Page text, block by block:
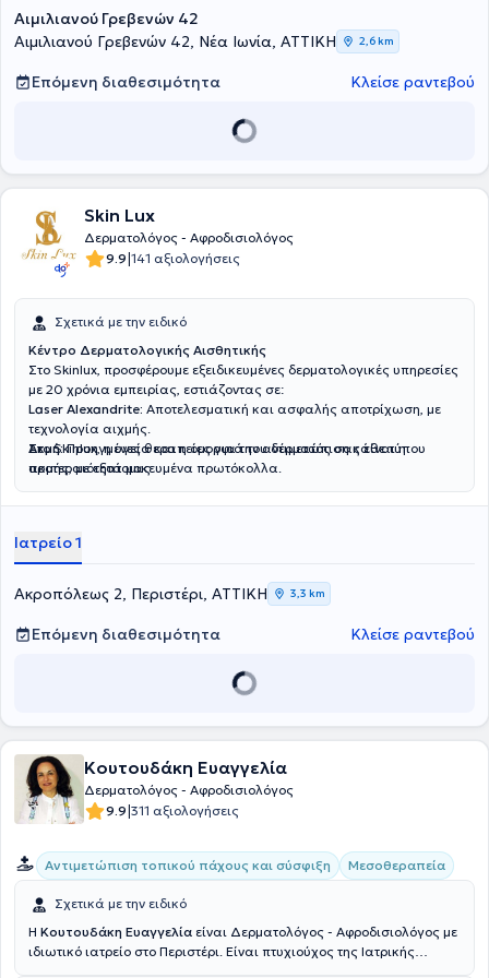
περιστατικά. Τέλος, ο γιατρός είναι μέλος του Ιατρικού Συλλόγου
Αθηνών και της Ελληνικής Δερματολογικής & Αφροδισιολογικής
Αιμιλιανού Γρεβενών 42
Αιμιλιανού Γρεβενών 42, Νέα Ιωνία, ΑΤΤΙΚΗ
2,6 km
Επόμενη διαθεσιμότητα Κλείσε ραντεβού
Skin Lux
Δερματολόγος - Αφροδισιολόγος
9.9|141 αξιολογήσεις
Σχετικά με την ειδικό
Κέντρο Δερματολογικής Αισθητικής
Στο Skinlux, προσφέρουμε εξειδικευμένες δερματολογικές υπηρεσίες
με 20 χρόνια εμπειρίας, εστιάζοντας σε:
Laser Alexandrite: Αποτελεσματική και ασφαλής αποτρίχωση, με
τεχνολογία αιχμής.
Ακμή:Προηγμένες θεραπείες για την αντιμετώπιση κάθε τύπου
ακμής, με εξατομικευμένα πρωτόκολλα.
επαναφέροντας τη φυσική λάμψη του δέρματός σας.
για μέγιστα αποτελέσματα.
Ιατρική Συνεργασία:
εξασφαλίζοντας την υψηλότερη ποιότητα και ασφάλεια.
Στο Skinlux, η υγεία και η ομορφιά του δέρματός σας είναι η
προτεραιότητά μας.
Ιατρείο 1
Ακροπόλεως 2, Περιστέρι, ΑΤΤΙΚΗ 3,3 km
Επόμενη διαθεσιμότητα Κλείσε ραντεβού
Κουτουδάκη Ευαγγελία
Δερματολόγος - Αφροδισιολόγος
9.9|311 αξιολογήσεις
Αντιμετώπιση τοπικού πάχους και σύσφιξη Μεσοθεραπεία
Σχετικά με την ειδικό
Η Κουτουδάκη Ευαγγελία είναι Δερματολόγος - Αφροδισιολόγος με
ιδιωτικό ιατρείο στο Περιστέρι. Είναι πτυχιούχος της Ιατρικής